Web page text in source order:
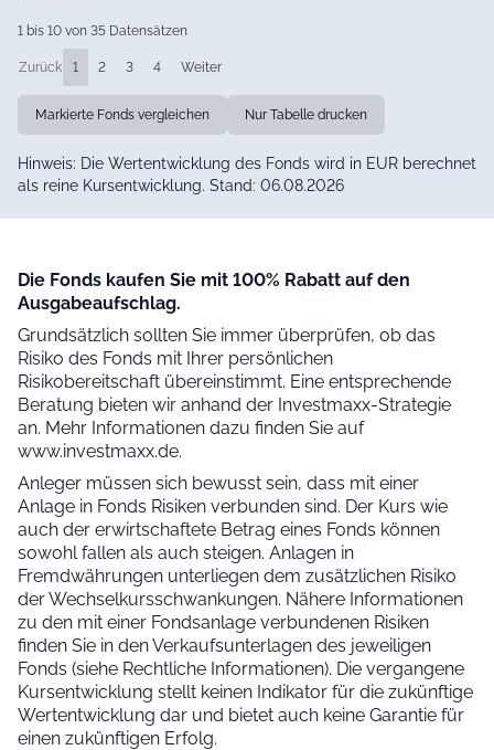
1 bis 10 von 35 Datensätzen
Zurück 1 2 3 4 Weiter
Markierte Fonds vergleichen Nur Tabelle drucken
Hinweis: Die Wertentwicklung des Fonds wird in EUR berechnet
als reine Kursentwicklung. Stand: 06.08.2026
Die Fonds kaufen Sie mit 100% Rabatt auf den
Ausgabeaufschlag.
Grundsätzlich sollten Sie immer überprüfen, ob das
Risiko des Fonds mit Ihrer persönlichen
Risikobereitschaft übereinstimmt. Eine entsprechende
Beratung bieten wir anhand der Investmaxx-Strategie
an. Mehr Informationen dazu finden Sie auf
www.investmaxx.de.
Anleger müssen sich bewusst sein, dass mit einer
Anlage in Fonds Risiken verbunden sind. Der Kurs wie
auch der erwirtschaftete Betrag eines Fonds können
sowohl fallen als auch steigen. Anlagen in
Fremdwährungen unterliegen dem zusätzlichen Risiko
der Wechselkursschwankungen. Nähere Informationen
zu den mit einer Fondsanlage verbundenen Risiken
finden Sie in den Verkaufsunterlagen des jeweiligen
Fonds (siehe Rechtliche Informationen). Die vergangene
Kursentwicklung stellt keinen Indikator für die zukünftige
Wertentwicklung dar und bietet auch keine Garantie für
einen zukünftigen Erfolg.